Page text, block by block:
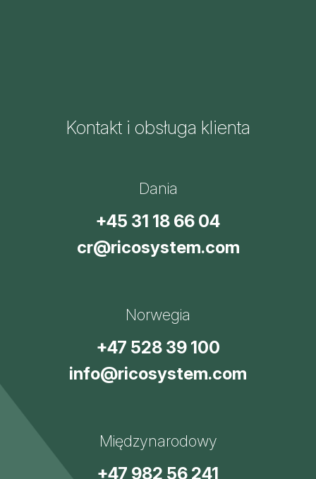
Kontakt i obsługa klienta
Dania
+45 31 18 66 04
cr@ricosystem.com
Norwegia
+47 528 39 100
info@ricosystem.com
Międzynarodowy
+47 982 56 241